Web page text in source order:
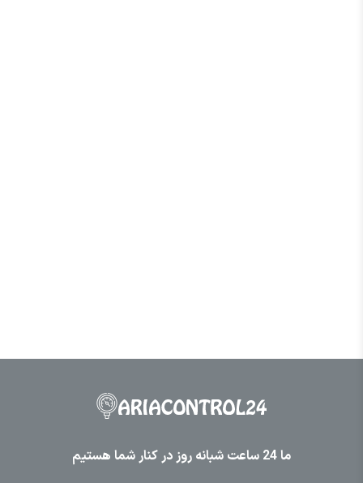
ما 24 ساعت شبانه روز در کنار شما هستیم